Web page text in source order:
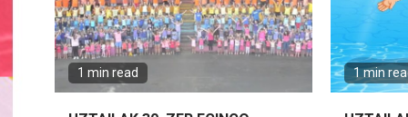
1 min read 1 min